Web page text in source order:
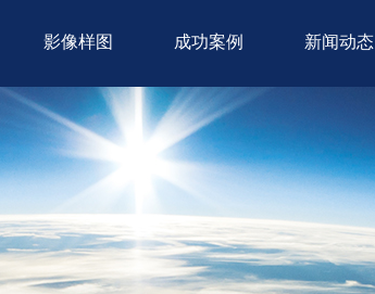
影像样图 成功案例 新闻动态